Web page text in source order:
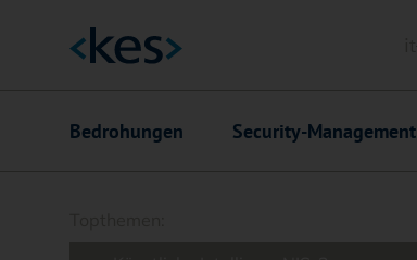
Hauptnavigation
Bedrohungen Security-Management